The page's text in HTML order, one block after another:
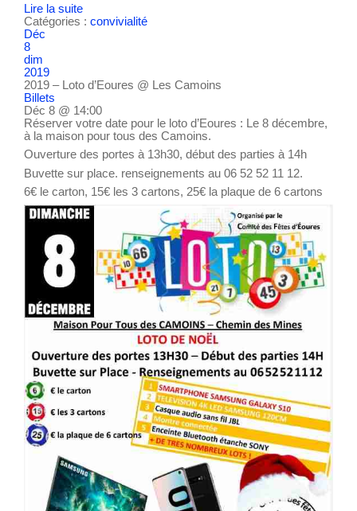
Lire la suite
Catégories : convivialité
Déc
8
dim
2019
2019 – Loto d’Eoures @ Les Camoins
Billets
Déc 8 @ 14:00
Réserver votre date pour le loto d’Eoures : Le 8 décembre,
à la maison pour tous des Camoins.
Ouverture des portes à 13h30, début des parties à 14h
Buvette sur place. renseignements au 06 52 52 11 12.
6€ le carton, 15€ les 3 cartons, 25€ la plaque de 6 cartons